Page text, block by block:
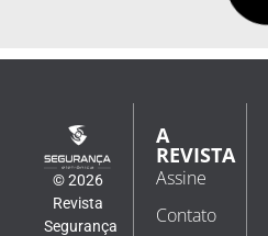
© 2026
Revista
Segurança
A
REVISTA
Assine
Contato